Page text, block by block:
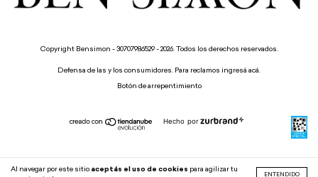
Al navegar por este sitio aceptás el uso de cookies para agilizar tu
ENTENDIDO
Copyright Bensimon - 30707986529 - 2026. Todos los derechos reservados.
Defensa de las y los consumidores. Para reclamos ingresá acá.
Botón de arrepentimiento
Hecho por